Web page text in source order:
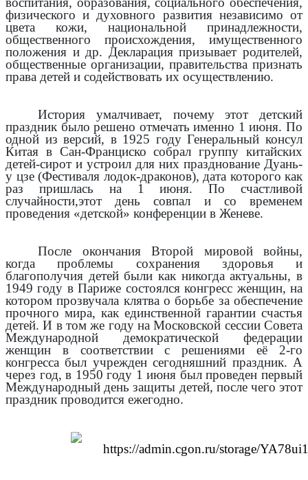
физического и духовного развития независимо от
цвета кожи, национальной принадлежности,
общественного происхождения, имущественного
положения и др. Декларация призывает родителей,
общественные организации, правительства признать
права детей и содействовать их осуществлению.
История умалчивает, почему этот детский
праздник было решено отмечать именно 1 июня. По
одной из версий, в 1925 году Генеральный консул
Китая в Сан-Франциско собрал группу китайских
детей-сирот и устроил для них празднование Дуань-
у цзе (Фестиваля лодок-драконов), дата которого как
раз пришлась на 1 июня. По счастливой
случайности,этот день совпал и со временем
проведения «детской» конференции в Женеве.
После окончания Второй мировой войны,
когда проблемы сохранения здоровья и
благополучия детей были как никогда актуальны, в
1949 году в Париже состоялся конгресс женщин, на
котором прозвучала клятва о борьбе за обеспечение
прочного мира, как единственной гарантии счастья
детей. И в том же году на Московской сессии Совета
Международной демократической федерации
женщин в соответствии с решениями её 2-го
конгресса был учрежден сегодняшний праздник. А
через год, в 1950 году 1 июня был проведен первый
Международный день защиты детей, после чего этот
праздник проводится ежегодно.